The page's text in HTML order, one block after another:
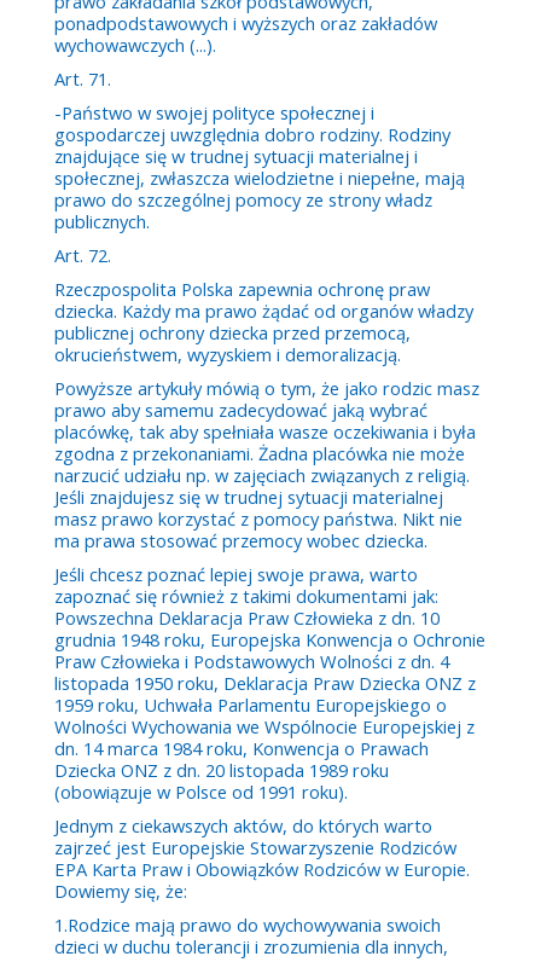
ponadpodstawowych i wyższych oraz zakładów
wychowawczych (...).
Art. 71.
-Państwo w swojej polityce społecznej i
gospodarczej uwzględnia dobro rodziny. Rodziny
znajdujące się w trudnej sytuacji materialnej i
społecznej, zwłaszcza wielodzietne i niepełne, mają
prawo do szczególnej pomocy ze strony władz
publicznych.
Art. 72.
Rzeczpospolita Polska zapewnia ochronę praw
dziecka. Każdy ma prawo żądać od organów władzy
publicznej ochrony dziecka przed przemocą,
okrucieństwem, wyzyskiem i demoralizacją.
Powyższe artykuły mówią o tym, że jako rodzic masz
prawo aby samemu zadecydować jaką wybrać
placówkę, tak aby spełniała wasze oczekiwania i była
zgodna z przekonaniami. Żadna placówka nie może
narzucić udziału np. w zajęciach związanych z religią.
Jeśli znajdujesz się w trudnej sytuacji materialnej
masz prawo korzystać z pomocy państwa. Nikt nie
ma prawa stosować przemocy wobec dziecka.
Jeśli chcesz poznać lepiej swoje prawa, warto
zapoznać się również z takimi dokumentami jak:
Powszechna Deklaracja Praw Człowieka z dn. 10
grudnia 1948 roku, Europejska Konwencja o Ochronie
Praw Człowieka i Podstawowych Wolności z dn. 4
listopada 1950 roku, Deklaracja Praw Dziecka ONZ z
1959 roku, Uchwała Parlamentu Europejskiego o
Wolności Wychowania we Wspólnocie Europejskiej z
dn. 14 marca 1984 roku, Konwencja o Prawach
Dziecka ONZ z dn. 20 listopada 1989 roku
(obowiązuje w Polsce od 1991 roku).
Jednym z ciekawszych aktów, do których warto
zajrzeć jest Europejskie Stowarzyszenie Rodziców
EPA Karta Praw i Obowiązków Rodziców w Europie.
Dowiemy się, że:
1.Rodzice mają prawo do wychowywania swoich
dzieci w duchu tolerancji i zrozumienia dla innych,